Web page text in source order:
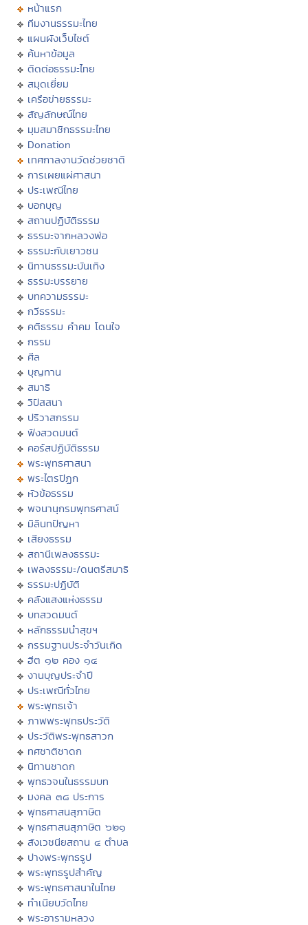
หน้าแรก
ทีมงานธรรมะไทย
แผนผังเว็บไซต์
ค้นหาข้อมูล
ติดต่อธรรมะไทย
สมุดเยี่ยม
เครือข่ายธรรมะ
สัญลักษณ์ไทย
มุมสมาชิกธรรมะไทย
Donation
เทศกาลงานวัดช่วยชาติ
การเผยแผ่ศาสนา
ประเพณีไทย
บอกบุญ
สถานปฏิบัติธรรม
ธรรมะจากหลวงพ่อ
ธรรมะกับเยาวชน
นิทานธรรมะบันเทิง
ธรรมะบรรยาย
บทความธรรมะ
กวีธรรมะ
คติธรรม คำคม โดนใจ
กรรม
ศีล
บุญทาน
สมาธิ
วิปัสสนา
ปริวาสกรรม
ฟังสวดมนต์
คอร์สปฏิบัติธรรม
พระพุทธศาสนา
พระไตรปิฏก
หัวข้อธรรม
พจนานุกรมพุทธศาสน์
มิลินทปัญหา
เสียงธรรม
สถานีเพลงธรรมะ
เพลงธรรมะ/ดนตรีสมาธิ
ธรรมะปฏิบัติ
คลังแสงแห่งธรรม
บทสวดมนต์
หลักธรรมนำสุขฯ
กรรมฐานประจำวันเกิด
ฮีต ๑๒ คอง ๑๔
งานบุญประจำปี
ประเพณีทั่วไทย
พระพุทธเจ้า
ภาพพระพุทธประวัติ
ประวัติพระพุทธสาวก
ทศชาติชาดก
นิทานชาดก
พุทธวจนในธรรมบท
มงคล ๓๘ ประการ
พุทธศาสนสุภาษิต
พุทธศาสนสุภาษิต ๖๒๑
สังเวชนียสถาน ๔ ตำบล
ปางพระพุทธรูป
พระพุทธรูปสำคัญ
พระพุทธศาสนาในไทย
ทำเนียบวัดไทย
พระอารามหลวง